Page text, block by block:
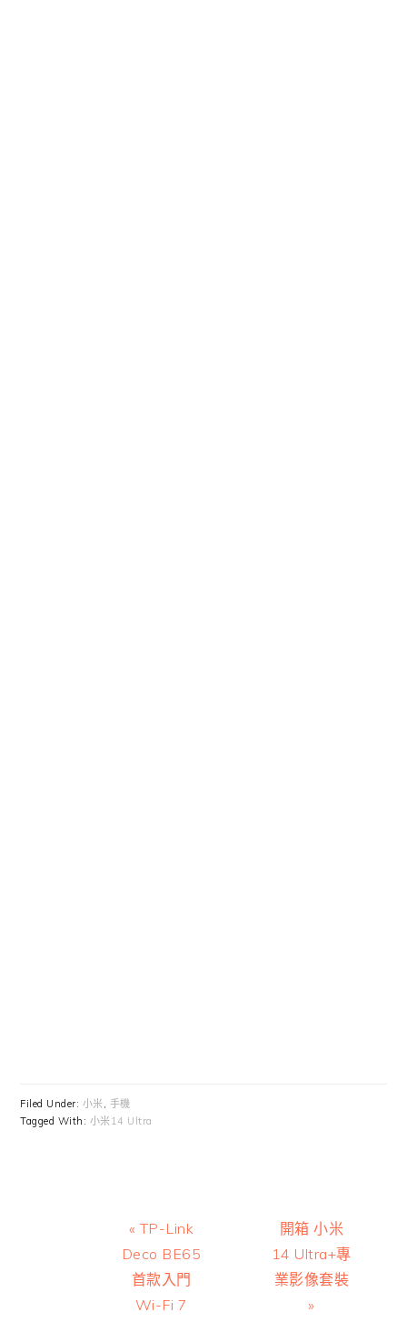
Filed Under: 小米, 手機
Tagged With: 小米14 Ultra
Previous
Post:
« TP-Link
Deco BE65
首款入門
Wi-Fi 7
Next
Post:
開箱 小米
14 Ultra+專
業影像套裝
»